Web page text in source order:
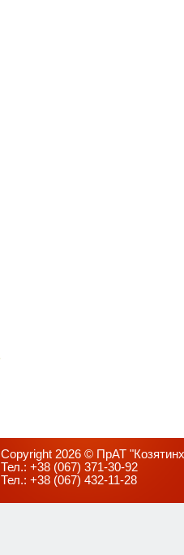
Copyright 2026 © ПрАТ
Тел.: +38 (067) 371-30-92
Тел.: +38 (067) 432-11-28